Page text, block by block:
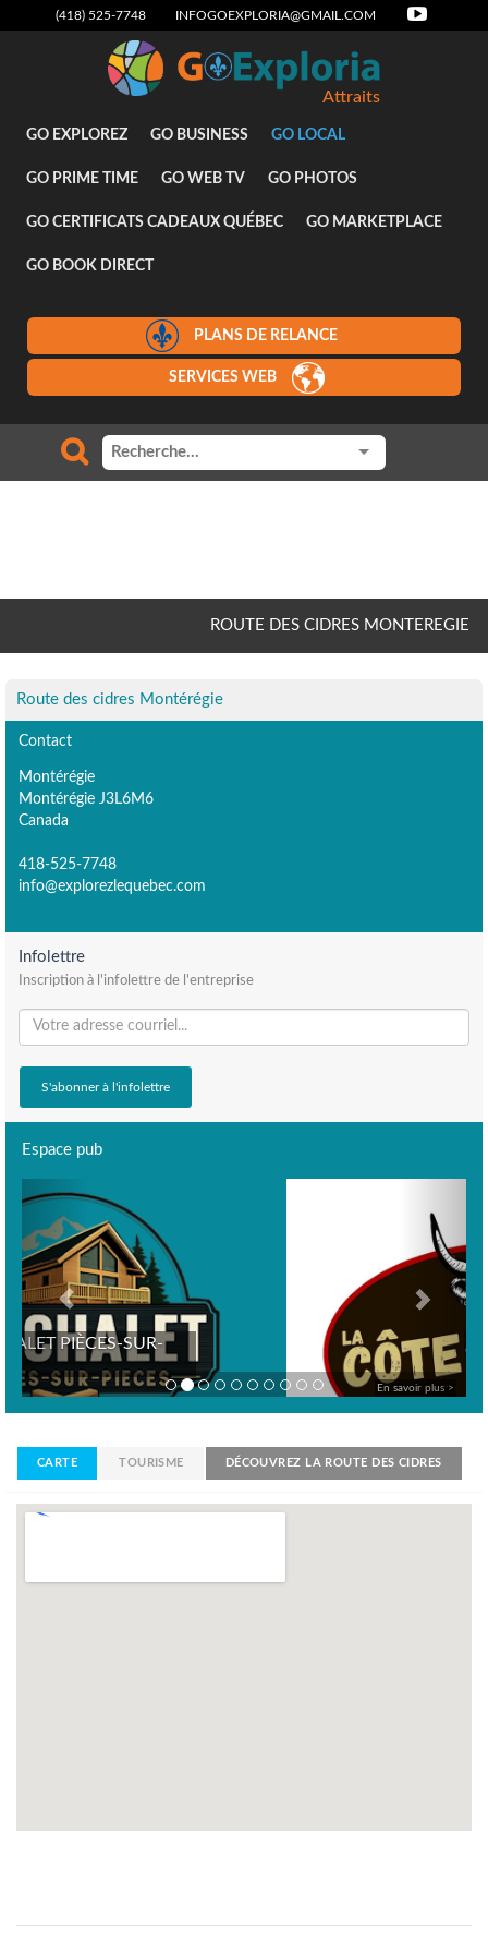
(418) 525-7748 INFOGOEXPLORIA@GMAIL.COM
Attraits
GO EXPLOREZ GO BUSINESS GO LOCAL
GO PRIME TIME GO WEB TV GO PHOTOS
GO CERTIFICATS CADEAUX QUÉBEC GO MARKETPLACE
GO BOOK DIRECT
PLANS DE RELANCE
SERVICES WEB
ROUTE DES CIDRES MONTEREGIE
Route des cidres Montérégie
Contact
Montérégie
Montérégie J3L6M6
Canada
418-525-7748
info@explorezlequebec.com
Infolettre
Inscription à l'infolettre de l'entreprise
Espace pub
En savoir plus >
Previous
CARTE TOURISME DÉCOUVREZ LA ROUTE DES CIDRES